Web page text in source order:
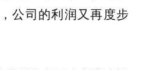
公司的利润又再度步